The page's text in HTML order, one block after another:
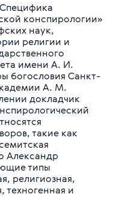
конспирологии»
наук,
религии и
имени А. И.
богословия Санкт-
А. М.
докладчик
такие как
Александр
типы
религиозная,
техногенная и